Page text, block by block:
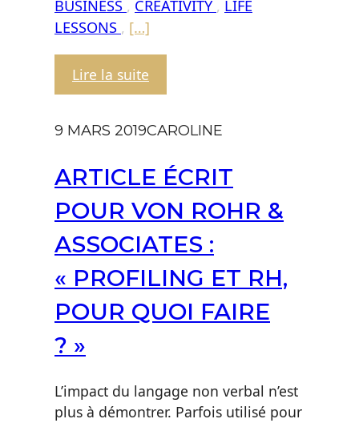
BUSINESS , CREATIVITY , LIFE
LESSONS , […]
Lire la suite
Romandie
parle
nous
9 MARS 2019CAROLINE
ARTICLE ÉCRIT
POUR VON ROHR &
ASSOCIATES :
« PROFILING ET RH,
POUR QUOI FAIRE
? »
L’impact du langage non verbal n’est
plus à démontrer. Parfois utilisé pour